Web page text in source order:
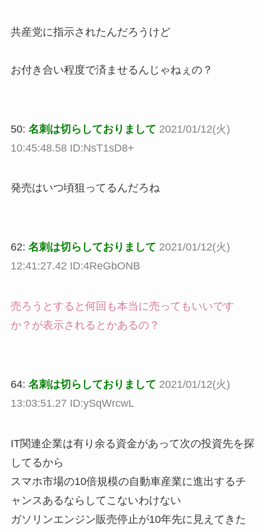
共産党に指示されたんだろうけど
お付き合い程度で済ませるんじゃねぇの？
50: 名刺は切らしておりまして 2021/01/12(火)
10:45:48.58 ID:NsT1sD8+
発売はいつ頃狙ってるんだろね
62: 名刺は切らしておりまして 2021/01/12(火)
12:41:27.42 ID:4ReGbONB
売ろうとすると何回も本当に売ってもいいです
か？が表示されるとかあるの？
64: 名刺は切らしておりまして 2021/01/12(火)
13:03:51.27 ID:ySqWrcwL
IT関連企業は有り余る資金があって次の投資先を探
してるから
スマホ市場の10倍規模の自動車産業に進出するチ
ャンスあるならしてこないわけない
ガソリンエンジン販売停止が10年先に見えてきた